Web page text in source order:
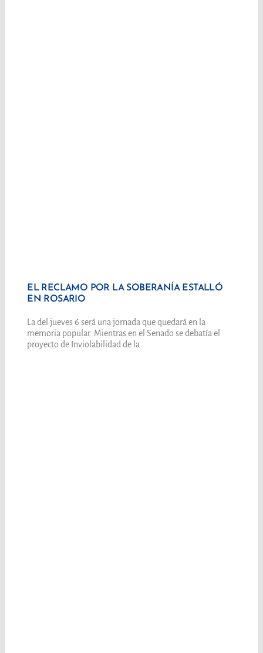
EL RECLAMO POR LA SOBERANÍA ESTALLÓ
EN ROSARIO
La del jueves 6 será una jornada que quedará en la
memoria popular. Mientras en el Senado se debatía el
proyecto de Inviolabilidad de la